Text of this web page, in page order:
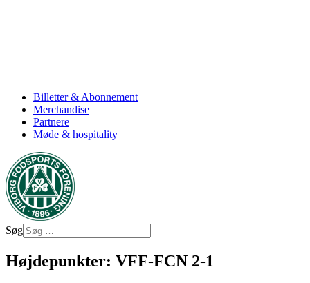
Billetter & Abonnement
Merchandise
Partnere
Møde & hospitality
Søg
Højdepunkter: VFF-FCN 2-1